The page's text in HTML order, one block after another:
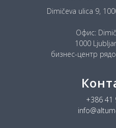
Dimičeva ulica 9,
Офис:
1000
бизнес-центр
+386 41